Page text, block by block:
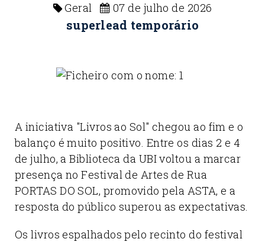
Geral 07 de julho de 2026
superlead temporário
A iniciativa "Livros ao Sol" chegou ao fim e o
balanço é muito positivo. Entre os dias 2 e 4
de julho, a Biblioteca da UBI voltou a marcar
presença no Festival de Artes de Rua
PORTAS DO SOL, promovido pela ASTA, e a
resposta do público superou as expectativas.
Os livros espalhados pelo recinto do festival